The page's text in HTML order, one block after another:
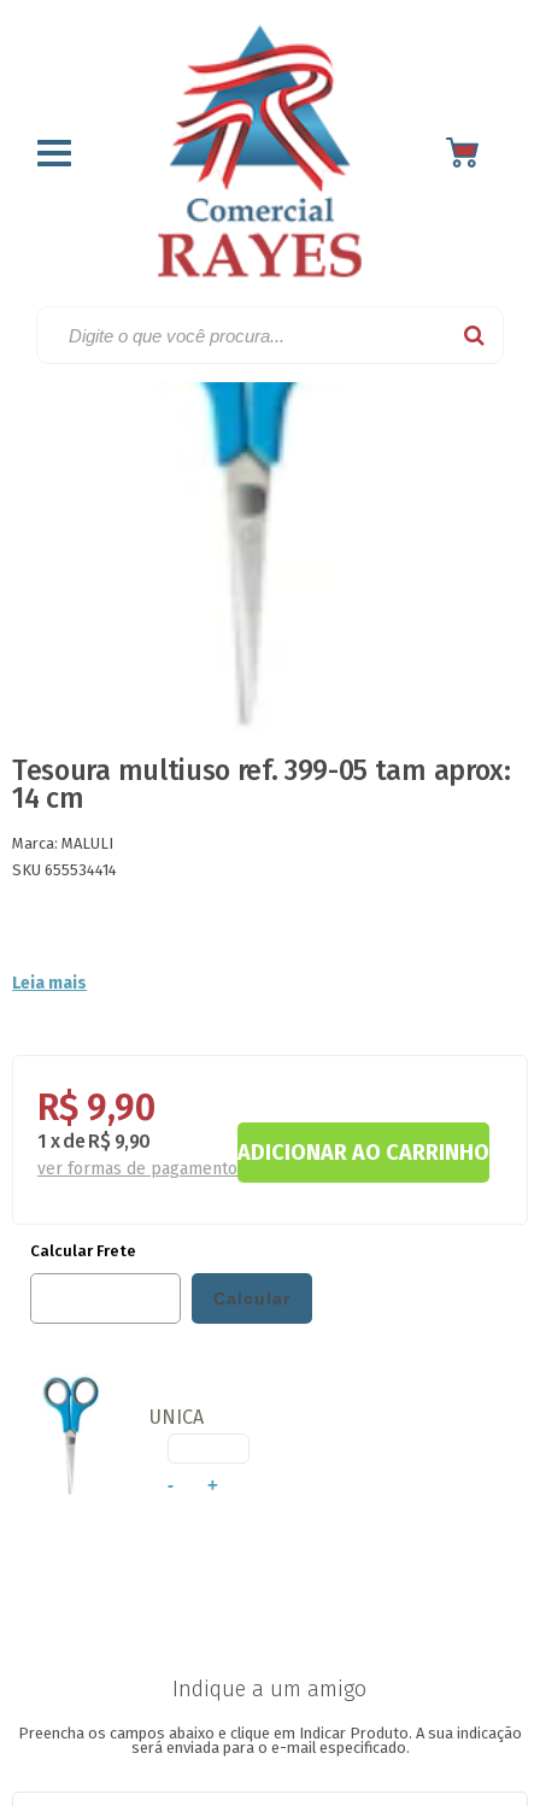
Artesanato & enfeites Cutelaria & guizo
Tesoura multiuso ref. 399-05 tam aprox:
14 cm
Marca:MALULI
SKU 655534414
Leia mais
R$ 9,90
1 x de R$ 9,90
ver formas de pagamento
Calcular Frete
UNICA
+
-
Indique a um amigo
Preencha os campos abaixo e clique em Indicar Produto. A sua indicação
será enviada para o e-mail especificado.